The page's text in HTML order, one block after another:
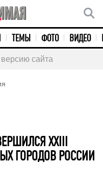
ТЕМЫ ФОТО ВИДЕО
сайта
XXIII
ГОРОДОВ РОССИИ